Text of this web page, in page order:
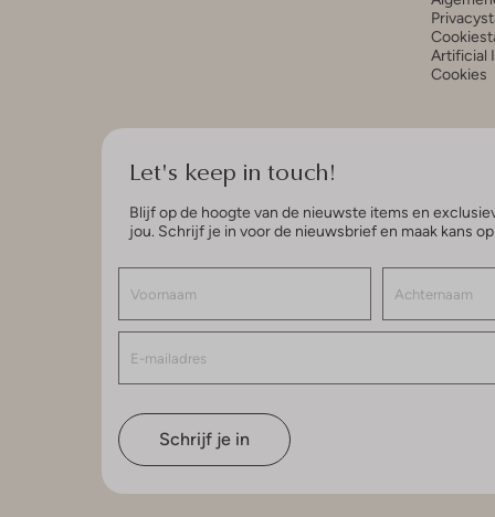
Artificial
Cookies
Let's keep in touch!
Blijf op de hoogte van de nieuwste items en
jou. Schrijf je in voor de nieuwsbrief en maak kans
Schrijf je in